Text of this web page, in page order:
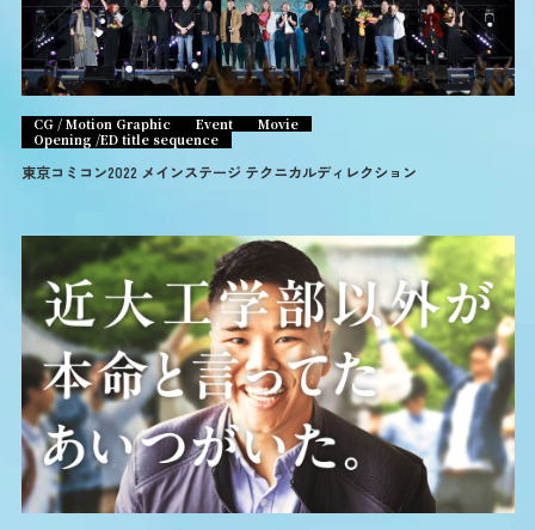
CG / Motion Graphic Event
Movie
Opening /ED title sequence
東京コミコン2022 メインステージ テクニカルディレクション